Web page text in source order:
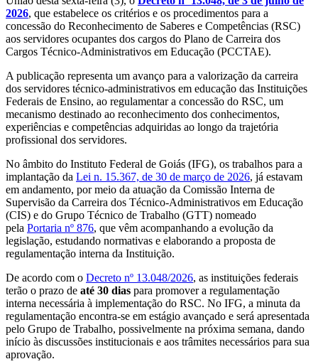
2026, que estabelece os critérios e os procedimentos para a
concessão do Reconhecimento de Saberes e Competências (RSC)
aos servidores ocupantes dos cargos do Plano de Carreira dos
Cargos Técnico-Administrativos em Educação (PCCTAE).
A publicação representa um avanço para a valorização da carreira
dos servidores técnico-administrativos em educação das Instituições
Federais de Ensino, ao regulamentar a concessão do RSC, um
mecanismo destinado ao reconhecimento dos conhecimentos,
experiências e competências adquiridas ao longo da trajetória
profissional dos servidores.
No âmbito do Instituto Federal de Goiás (IFG), os trabalhos para a
implantação da Lei n. 15.367, de 30 de março de 2026, já estavam
em andamento, por meio da atuação da Comissão Interna de
Supervisão da Carreira dos Técnico-Administrativos em Educação
(CIS) e do Grupo Técnico de Trabalho (GTT) nomeado
pela Portaria nº 876, que vêm acompanhando a evolução da
legislação, estudando normativas e elaborando a proposta de
regulamentação interna da Instituição.
De acordo com o Decreto nº 13.048/2026, as instituições federais
terão o prazo de até 30 dias para promover a regulamentação
interna necessária à implementação do RSC. No IFG, a minuta da
regulamentação encontra-se em estágio avançado e será apresentada
pelo Grupo de Trabalho, possivelmente na próxima semana, dando
início às discussões institucionais e aos trâmites necessários para sua
aprovação.